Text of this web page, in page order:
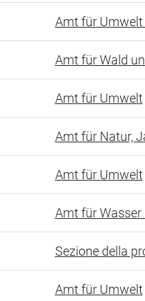
Amt für Umwelt
Amt für Wald
Amt für Umwelt
Amt für Natur,
Amt für Umwelt
Amt für Wasser
Sezione della
Amt für Umwelt